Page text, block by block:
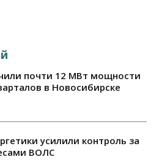
почти 12 МВт мощности
в Новосибирске
усилили контроль за
ВОЛС